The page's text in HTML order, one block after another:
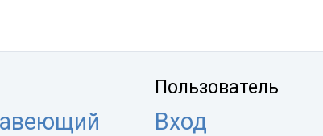
Пользователь
Вход